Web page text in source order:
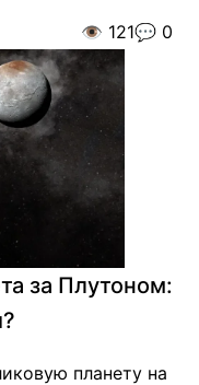
👁️ 121💬 0
за Плутоном:
планету на